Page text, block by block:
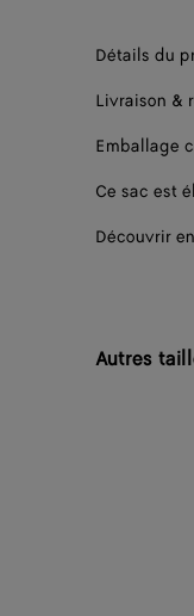
Détails du
Livraison &
Emballage
Ce sac est
Découvrir
Autres